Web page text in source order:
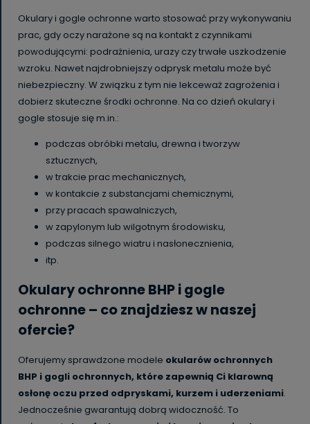
Okulary i gogle ochronne warto stosować przy wykonywaniu
prac, gdy oczy narażone są na kontakt z czynnikami
powodującymi: podrażnienia, urazy czy trwałe uszkodzenie
wzroku. Nawet najdrobniejszy odprysk metalu może być
niebezpieczny. W związku z tym nie lekceważ zagrożenia i
dobierz skuteczne środki ochronne. Na co dzień okulary i
gogle stosuje się m.in.:
podczas obróbki metalu, drewna i tworzyw
sztucznych,
w trakcie prac mechanicznych,
w kontakcie z substancjami chemicznymi,
przy pracach spawalniczych,
w zapylonym lub wilgotnym środowisku,
podczas silnego wiatru i nasłonecznienia,
itp.
Okulary ochronne BHP i gogle
ochronne – co znajdziesz w naszej
ofercie?
Oferujemy sprawdzone modele okularów ochronnych
BHP i gogli ochronnych, które zapewnią Ci klarowną
osłonę oczu przed odpryskami, kurzem i uderzeniami.
Jednocześnie gwarantują dobrą widoczność. To